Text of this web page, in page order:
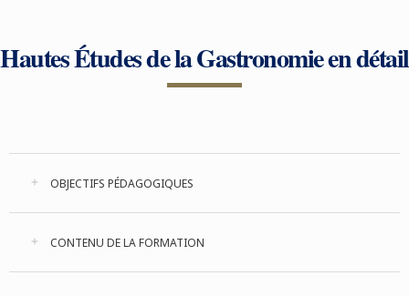
Hautes Études de la Gastronomie en détail
OBJECTIFS PÉDAGOGIQUES
CONTENU DE LA FORMATION